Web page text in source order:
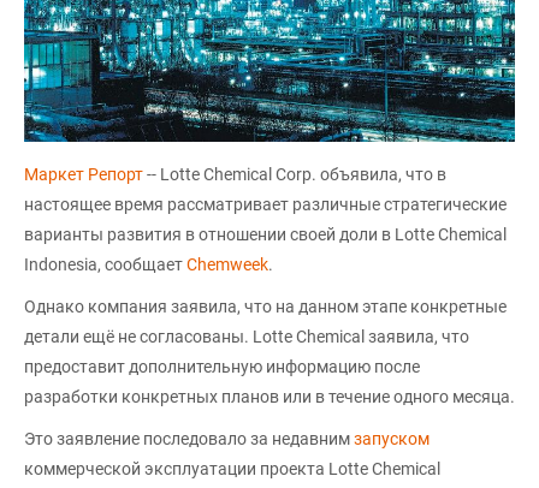
Маркет Репорт-- Lotte Chemical Corp. объявила, что в
настоящее время рассматривает различные стратегические
варианты развития в отношении своей доли в Lotte Chemical
Indonesia, сообщаетChemweek.
Однако компания заявила, что на данном этапе конкретные
детали ещё не согласованы. Lotte Chemical заявила, что
предоставит дополнительную информацию после
разработки конкретных планов или в течение одного месяца.
Это заявление последовало за недавнимзапуском
коммерческой эксплуатации проекта Lotte Chemical